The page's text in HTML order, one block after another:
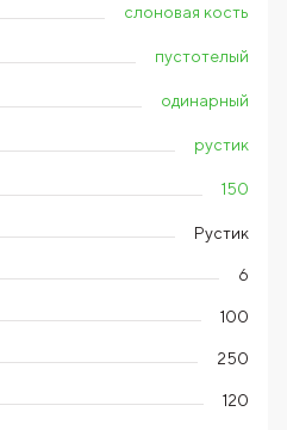
слоновая кость
пустотелый
одинарный
рустик
150
Рустик
6
100
250
120